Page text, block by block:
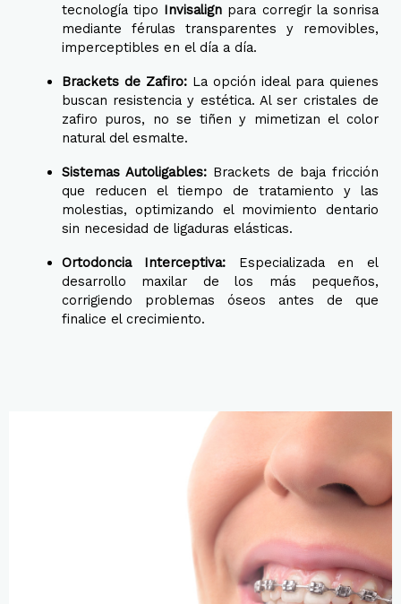
tecnología tipo Invisalign para corregir la sonrisa
mediante férulas transparentes y removibles,
imperceptibles en el día a día.
Brackets de Zafiro:La opción ideal para quienes
buscan resistencia y estética. Al ser cristales de
zafiro puros, no se tiñen y mimetizan el color
natural del esmalte.
Sistemas Autoligables: Brackets de baja fricción
que reducen el tiempo de tratamiento y las
molestias, optimizando el movimiento dentario
sin necesidad de ligaduras elásticas.
Ortodoncia Interceptiva: Especializada en el
desarrollo maxilar de los más pequeños,
corrigiendo problemas óseos antes de que
finalice el crecimiento.